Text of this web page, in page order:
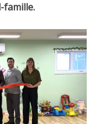
famille.